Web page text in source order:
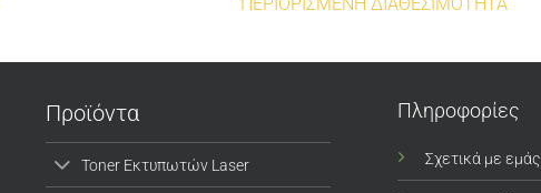
Προϊόντα
Toner Εκτυπωτών Laser
Πληροφορίες
Σχετικά με εμάς